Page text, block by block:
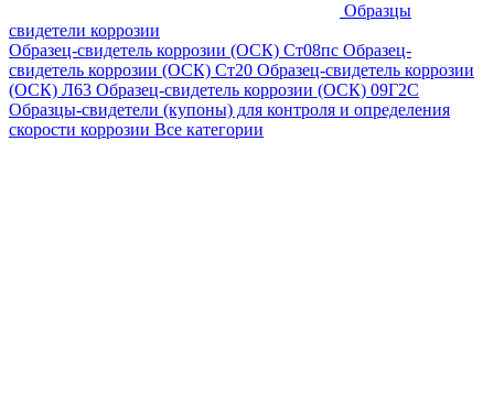
Образцы
свидетели коррозии
Образец-свидетель коррозии (ОСК) Ст08пс Образец-
свидетель коррозии (ОСК) Ст20 Образец-свидетель коррозии
(ОСК) Л63 Образец-свидетель коррозии (ОСК) 09Г2С
Образцы-свидетели (купоны) для контроля и определения
скорости коррозии Все категории